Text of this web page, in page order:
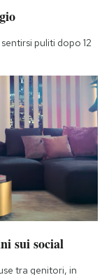
puliti dopo 12
sui social
tra genitori, in